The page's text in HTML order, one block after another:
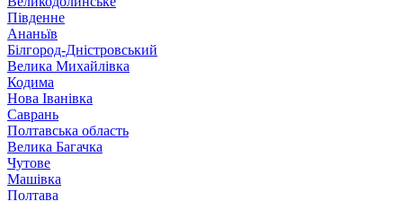
Південне
Ананьїв
Білгород-Дністровський
Велика Михайлівка
Кодима
Нова Іванівка
Саврань
Полтавська область
Велика Багачка
Чутове
Машівка
Полтава